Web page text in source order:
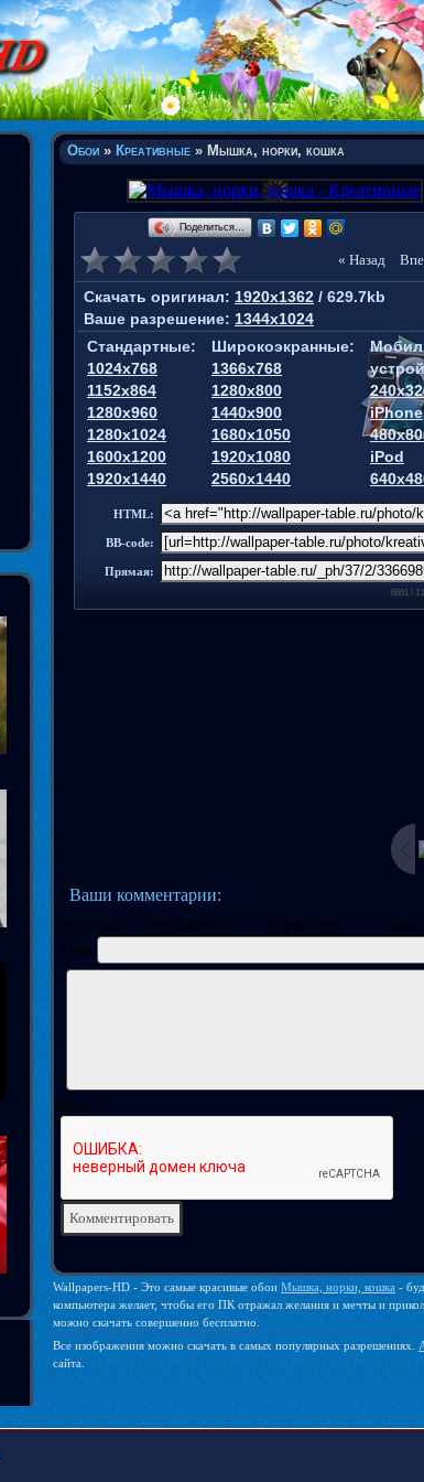
Обои » Креативные » Мышка, норки, кошка
Поделиться…
« Назад
Скачать оригинал: 1920x1362 / 629.7kb
Ваше разрешение: 1344x1024
Стандартные:
1024x768
1152x864
1280x960
1280x1024
1600x1200
1920x1440
Широкоэкранные:
1366x768
1280x800
1440x900
1680x1050
1920x1080
2560x1440
iPhone
iPod
HTML:
BB-code:
Прямая:
6661 /
Ваши комментарии:
dth="80%" cellspacing="1" cellpadding="2"
Имя:
Код *:
Wallpapers-HD - Это самые красивые обои Мышка, норки, кошка -
компьютера желает, чтобы его ПК отражал желания и мечты и
можно скачать совершенно бесплатно.
Все изображения можно скачать в самых популярных разрешениях.
сайта.